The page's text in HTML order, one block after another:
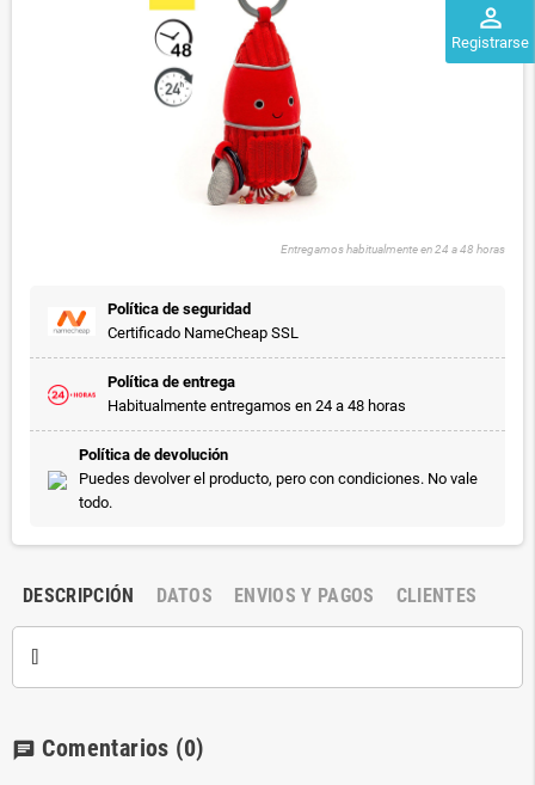
perm_identity
Registrarse
Entregamos habitualmente en 24 a 48 horas
Política de seguridad
Certificado NameCheap SSL
Política de entrega
Habitualmente entregamos en 24 a 48 horas
Política de devolución
Puedes devolver el producto, pero con condiciones. No vale
todo.
DESCRIPCIÓN DATOS ENVIOS Y PAGOS CLIENTES
chat Comentarios (0)